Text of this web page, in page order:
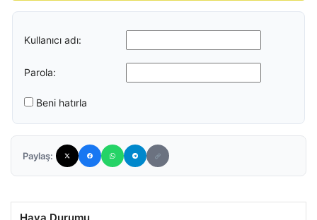
Kullanıcı adı:
Parola:
Beni hatırla
Paylaş: